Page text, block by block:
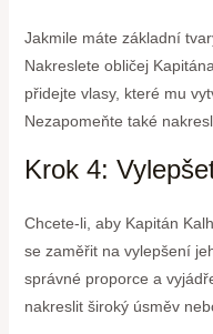
Jakmile máte základní
Nakreslete obličej
přidejte vlasy, které mu
Nezapomeňte také
Krok 4:
Chcete-li, aby Kapitán
se zaměřit na vylepšení
správné proporce a
nakreslit široký úsměv